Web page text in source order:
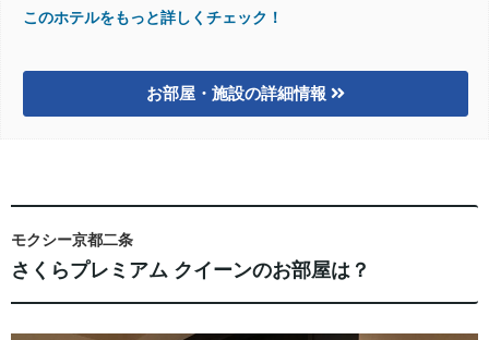
このホテルをもっと詳しくチェック！
お部屋・施設の詳細情報
モクシー京都二条
さくらプレミアム クイーンのお部屋は？